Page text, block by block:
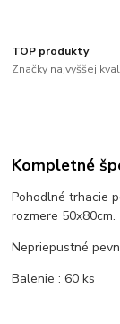
TOP produkty
Značky najvyššej
Kompletné
Pohodlné trhacie
rozmere 50x80cm.
Nepriepustné
Balenie : 60 ks